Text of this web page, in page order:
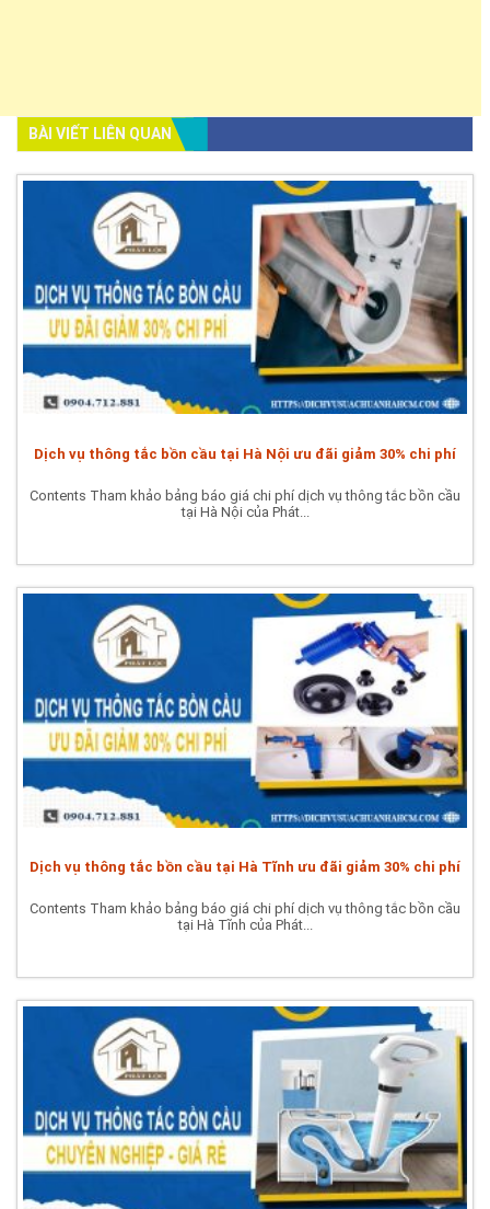
BÀI VIẾT LIÊN QUAN
Dịch vụ thông tắc bồn cầu tại Hà Nội ưu đãi giảm 30% chi phí
Contents Tham khảo bảng báo giá chi phí dịch vụ thông tắc bồn cầu
tại Hà Nội của Phát...
Dịch vụ thông tắc bồn cầu tại Hà Tĩnh ưu đãi giảm 30% chi phí
Contents Tham khảo bảng báo giá chi phí dịch vụ thông tắc bồn cầu
tại Hà Tĩnh của Phát...